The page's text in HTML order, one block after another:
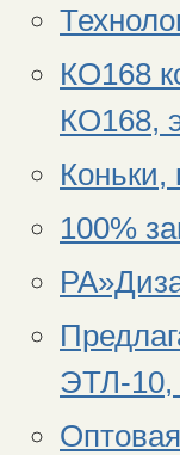
КО168
КО168,
Коньки,
100%
ЭТЛ-